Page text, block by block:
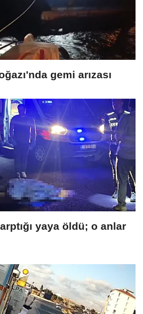
gemi arızası
yaya öldü; o anlar